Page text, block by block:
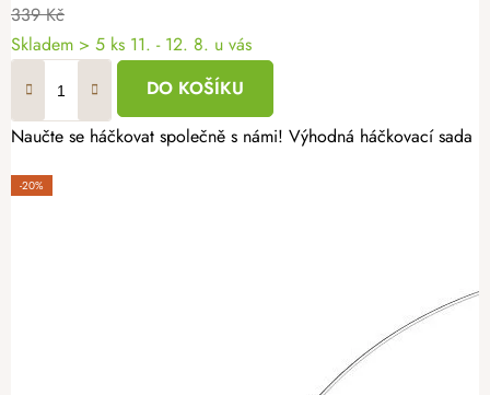
339 Kč
Skladem > 5 ks 11. - 12. 8. u vás
DO KOŠÍKU
Naučte se háčkovat společně s námi! Výhodná háčkovací sada
-20%